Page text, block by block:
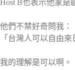
Host B也表示他家是
他們不禁好奇問我：
「台灣人可以自由來
我的理解是可以啊。